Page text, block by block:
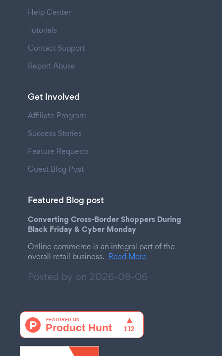
Help Center
Tutorials
Contact Support
Report Abuse
Get Involved
Affiliate Program
Success Stories
Feature Requests
Guest Blog Post
Featured Blog post
Converting Cross-Border Shoppers During
Black Friday & Cyber Monday
Online commerce is an integral part of the
overall retail business. Read More
Posted by on 2026-08-06